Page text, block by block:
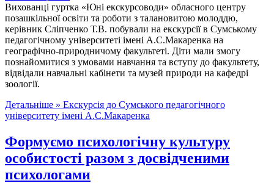
Вихованці гуртка «Юні екскурсоводи» обласного центру
позашкільної освіти та роботи з талановитою молоддю,
керівник Сліпченко Т.В. побували на екскурсії в Сумському
педагогічному університеті імені А.С.Макаренка на
географічно-природничому факультеті. Діти мали змогу
познайомитися з умовами навчання та вступу до факультету,
відвідали навчальні кабінети та музей природи на кафедрі
зоології.
Детальніше » Екскурсія до Сумського педагогічного
університету імені А.С.Макаренка
Формуємо психологічну культуру
особистості разом з досвідченими
психологами